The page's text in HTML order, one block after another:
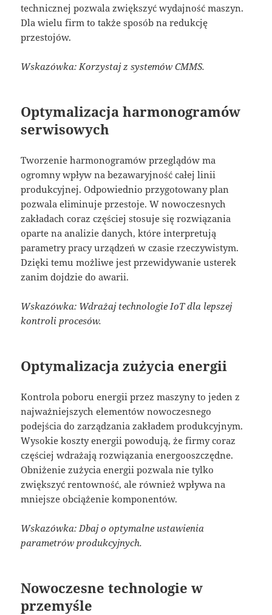
technicznej pozwala zwiększyć wydajność maszyn.
Dla wielu firm to także sposób na redukcję
przestojów.
Wskazówka: Korzystaj z systemów CMMS.
Optymalizacja harmonogramów
serwisowych
Tworzenie harmonogramów przeglądów ma
ogromny wpływ na bezawaryjność całej linii
produkcyjnej. Odpowiednio przygotowany plan
pozwala eliminuje przestoje. W nowoczesnych
zakładach coraz częściej stosuje się rozwiązania
oparte na analizie danych, które interpretują
parametry pracy urządzeń w czasie rzeczywistym.
Dzięki temu możliwe jest przewidywanie usterek
zanim dojdzie do awarii.
Wskazówka: Wdrażaj technologie IoT dla lepszej
kontroli procesów.
Optymalizacja zużycia energii
Kontrola poboru energii przez maszyny to jeden z
najważniejszych elementów nowoczesnego
podejścia do zarządzania zakładem produkcyjnym.
Wysokie koszty energii powodują, że firmy coraz
częściej wdrażają rozwiązania energooszczędne.
Obniżenie zużycia energii pozwala nie tylko
zwiększyć rentowność, ale również wpływa na
mniejsze obciążenie komponentów.
Wskazówka: Dbaj o optymalne ustawienia
parametrów produkcyjnych.
Nowoczesne technologie w
przemyśle